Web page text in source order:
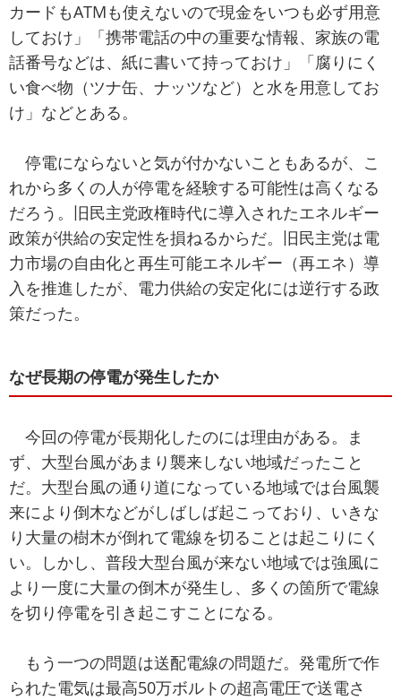
カードもATMも使えないので現金をいつも必ず用意
しておけ」「携帯電話の中の重要な情報、家族の電
話番号などは、紙に書いて持っておけ」「腐りにく
い食べ物（ツナ缶、ナッツなど）と水を用意してお
け」などとある。
停電にならないと気が付かないこともあるが、こ
れから多くの人が停電を経験する可能性は高くなる
だろう。旧民主党政権時代に導入されたエネルギー
政策が供給の安定性を損ねるからだ。旧民主党は電
力市場の自由化と再生可能エネルギー（再エネ）導
入を推進したが、電力供給の安定化には逆行する政
策だった。
なぜ長期の停電が発生したか
今回の停電が長期化したのには理由がある。ま
ず、大型台風があまり襲来しない地域だったこと
だ。大型台風の通り道になっている地域では台風襲
来により倒木などがしばしば起こっており、いきな
り大量の樹木が倒れて電線を切ることは起こりにく
い。しかし、普段大型台風が来ない地域では強風に
より一度に大量の倒木が発生し、多くの箇所で電線
を切り停電を引き起こすことになる。
もう一つの問題は送配電線の問題だ。発電所で作
られた電気は最高50万ボルトの超高電圧で送電さ